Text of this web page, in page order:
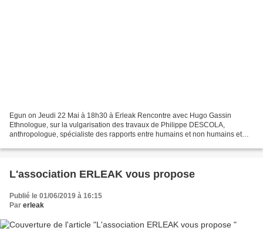
Egun on Jeudi 22 Mai à 18h30 à Erleak Rencontre avec Hugo Gassin
Ethnologue, sur la vulgarisation des travaux de Philippe DESCOLA,
anthropologue, spécialiste des rapports entre humains et non humains et
L'association ERLEAK vous propose
Publié le 01/06/2019 à 16:15
Par erleak